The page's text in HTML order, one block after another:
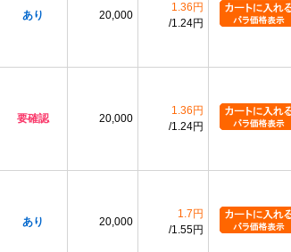
あり 20,000
1.36円
1.24円
要確認 20,000
1.36円
1.24円
あり 20,000
1.7円
1.55円